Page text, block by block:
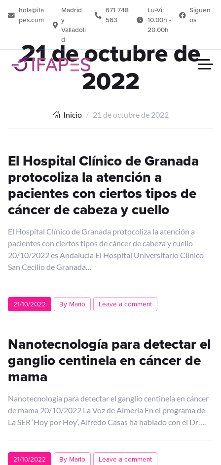
hola@ifa
pes.com
Madrid
y
Valladoli
d
671 748
563
Lu-Vi:
10.00h -
20.00h
Síguen
os
21 de octubre de
2022
Inicio 21 de octubre de 2022
El Hospital Clínico de Granada
protocoliza la atención a
pacientes con ciertos tipos de
cáncer de cabeza y cuello
El Hospital Clínico de Granada protocoliza la atención a
pacientes con ciertos tipos de cáncer de cabeza y cuello
20/10/2022 es Andalucia El Hospital Universitario Clínico
San Cecilio de Granada…
21/10/2022 By Mario Leave a comment
Nanotecnología para detectar el
ganglio centinela en cáncer de
mama
Nanotecnología para detectar el ganglio centinela en cáncer
de mama 20/10/2022 La Voz de Almería En el programa de
La SER ‘Hoy por Hoy’, Alfredo Casas ha hablado con el Dr….
21/10/2022 By Mario Leave a comment